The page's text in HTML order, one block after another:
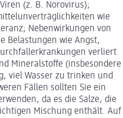
(z. B. Norovirus);
wie
Nebenwirkungen von
Belastungen wie Angst,
verliert
Mineralstoffe (insbesondere
viel Wasser zu trinken und
Fällen sollten Sie ein
da es die Salze, die
Mischung enthält. Auf